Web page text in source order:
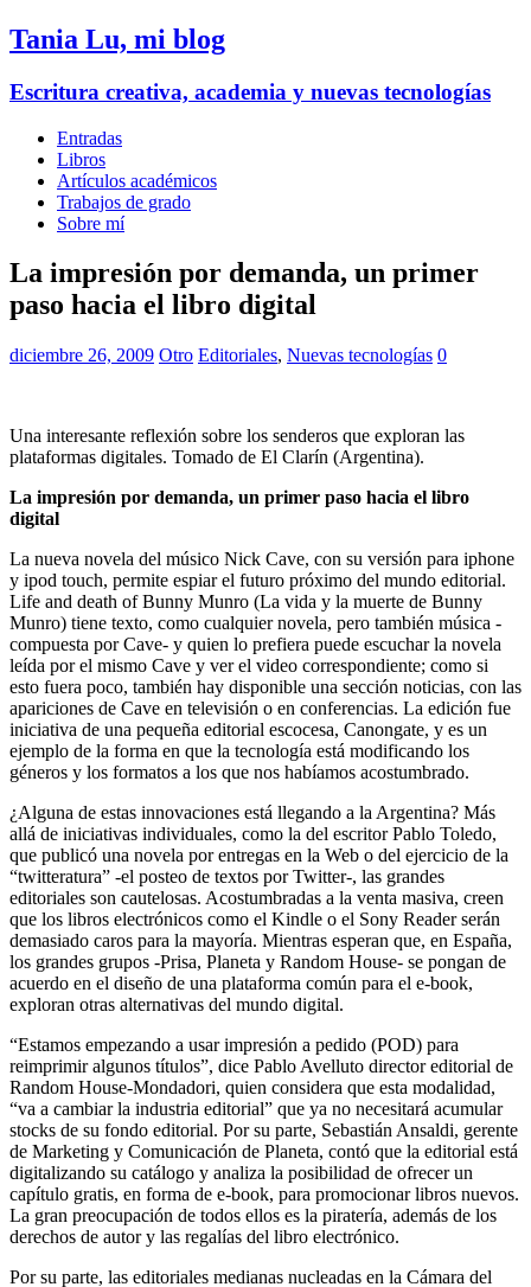
Tania Lu, mi blog
Escritura creativa, academia y nuevas tecnologías
Entradas
Libros
Artículos académicos
Trabajos de grado
Sobre mí
La impresión por demanda, un primer
paso hacia el libro digital
diciembre 26, 2009 Otro Editoriales, Nuevas tecnologías 0
Una interesante reflexión sobre los senderos que exploran las
plataformas digitales. Tomado de El Clarín (Argentina).
La impresión por demanda, un primer paso hacia el libro
digital
La nueva novela del músico Nick Cave, con su versión para iphone
y ipod touch, permite espiar el futuro próximo del mundo editorial.
Life and death of Bunny Munro (La vida y la muerte de Bunny
Munro) tiene texto, como cualquier novela, pero también música -
compuesta por Cave- y quien lo prefiera puede escuchar la novela
leída por el mismo Cave y ver el video correspondiente; como si
esto fuera poco, también hay disponible una sección noticias, con las
apariciones de Cave en televisión o en conferencias. La edición fue
iniciativa de una pequeña editorial escocesa, Canongate, y es un
ejemplo de la forma en que la tecnología está modificando los
géneros y los formatos a los que nos habíamos acostumbrado.
¿Alguna de estas innovaciones está llegando a la Argentina? Más
allá de iniciativas individuales, como la del escritor Pablo Toledo,
que publicó una novela por entregas en la Web o del ejercicio de la
“twitteratura” -el posteo de textos por Twitter-, las grandes
editoriales son cautelosas. Acostumbradas a la venta masiva, creen
que los libros electrónicos como el Kindle o el Sony Reader serán
demasiado caros para la mayoría. Mientras esperan que, en España,
los grandes grupos -Prisa, Planeta y Random House- se pongan de
acuerdo en el diseño de una plataforma común para el e-book,
exploran otras alternativas del mundo digital.
“Estamos empezando a usar impresión a pedido (POD) para
reimprimir algunos títulos”, dice Pablo Avelluto director editorial de
Random House-Mondadori, quien considera que esta modalidad,
“va a cambiar la industria editorial” que ya no necesitará acumular
stocks de su fondo editorial. Por su parte, Sebastián Ansaldi, gerente
de Marketing y Comunicación de Planeta, contó que la editorial está
digitalizando su catálogo y analiza la posibilidad de ofrecer un
capítulo gratis, en forma de e-book, para promocionar libros nuevos.
La gran preocupación de todos ellos es la piratería, además de los
derechos de autor y las regalías del libro electrónico.
Por su parte, las editoriales medianas nucleadas en la Cámara del